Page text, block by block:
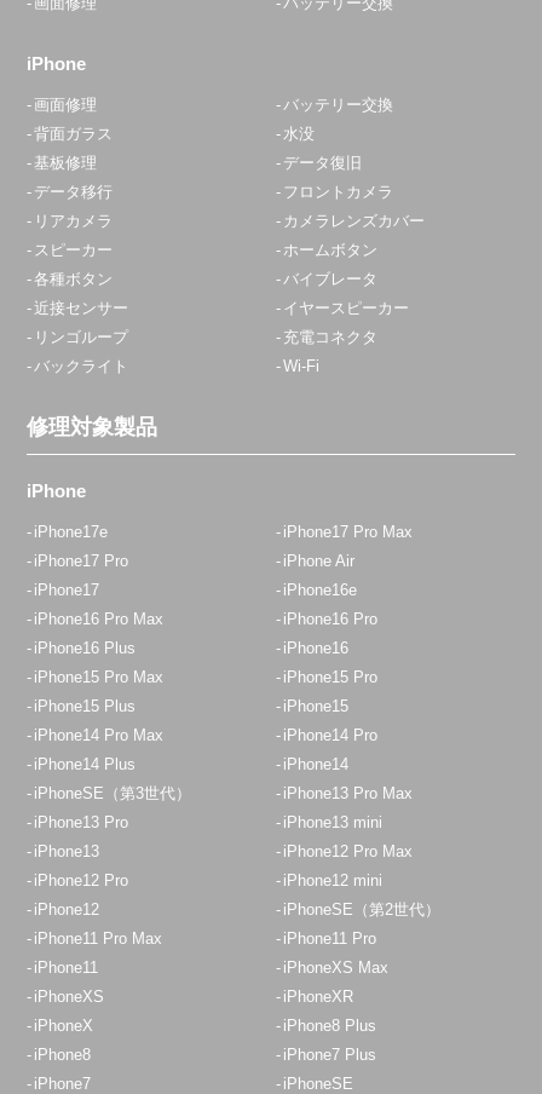
iPhone
画面修理
バッテリー交換
背面ガラス
水没
基板修理
データ復旧
データ移行
フロントカメラ
リアカメラ
カメラレンズカバー
スピーカー
ホームボタン
各種ボタン
バイブレータ
近接センサー
イヤースピーカー
リンゴループ
充電コネクタ
バックライト
Wi-Fi
修理対象製品
iPhone
iPhone17e
iPhone17 Pro Max
iPhone17 Pro
iPhone Air
iPhone17
iPhone16e
iPhone16 Pro Max
iPhone16 Pro
iPhone16 Plus
iPhone16
iPhone15 Pro Max
iPhone15 Pro
iPhone15 Plus
iPhone15
iPhone14 Pro Max
iPhone14 Pro
iPhone14 Plus
iPhone14
iPhoneSE（第3世代）
iPhone13 Pro Max
iPhone13 Pro
iPhone13 mini
iPhone13
iPhone12 Pro Max
iPhone12 Pro
iPhone12 mini
iPhone12
iPhoneSE（第2世代）
iPhone11 Pro Max
iPhone11 Pro
iPhone11
iPhoneXS Max
iPhoneXS
iPhoneXR
iPhoneX
iPhone8 Plus
iPhone8
iPhone7 Plus
iPhone7
iPhoneSE